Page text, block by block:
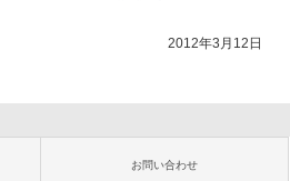
2012年3月12日
お問い合わせ